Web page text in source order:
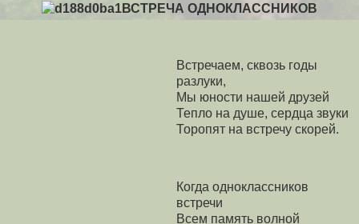
ВСТРЕЧА ОДНОКЛАССНИКОВ
Встречаем, сквозь годы
разлуки,
Мы юности нашей друзей
Тепло на душе, сердца звуки
Торопят на встречу скорей.
Когда одноклассников
встречи
Всем память волной